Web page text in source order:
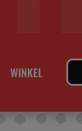
WINKEL